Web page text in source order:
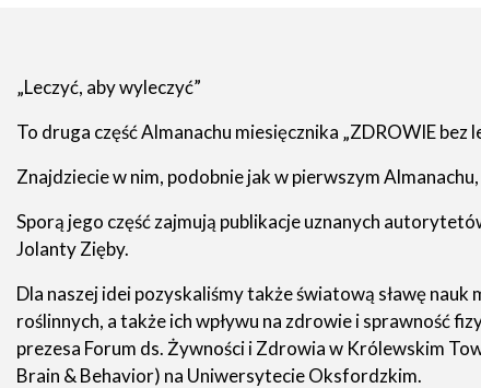
„Leczyć, aby wyleczyć”
To druga część Almanachu miesięcznika „ZDROWIE
Znajdziecie w nim, podobnie jak w pierwszym
Sporą jego część zajmują publikacje uznanych
Jolanty Zięby.
Dla naszej idei pozyskaliśmy także światową sławę
roślinnych, a także ich wpływu na zdrowie i sprawność
prezesa Forum ds. Żywności i Zdrowia w Królewskim
Brain & Behavior) na Uniwersytecie Oksfordzkim.